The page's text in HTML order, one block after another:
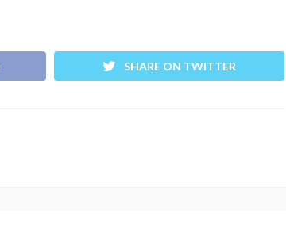
SHARE ON TWITTER